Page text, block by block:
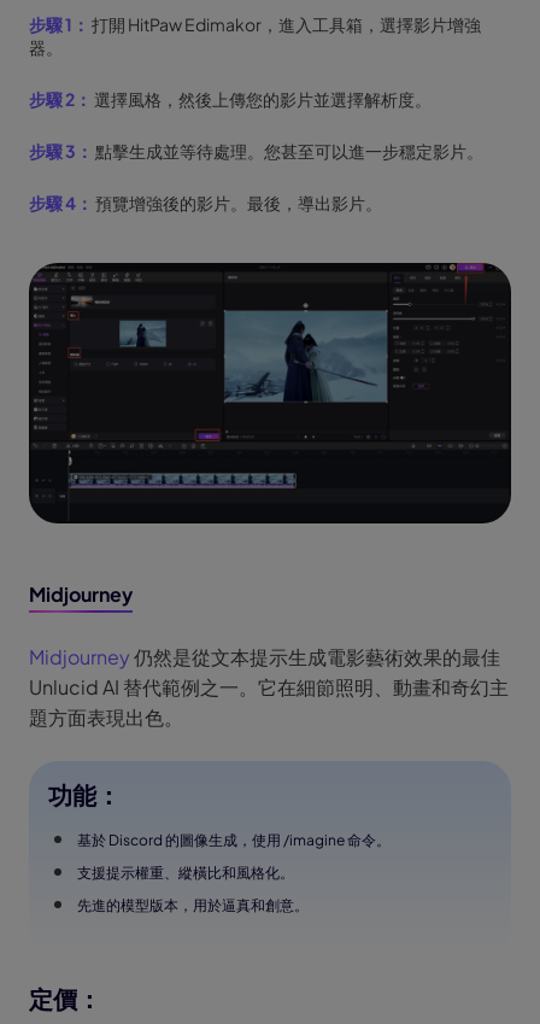
步驟 1： 打開 HitPaw Edimakor，進入工具箱，選擇影片增強
器。
步驟 2： 選擇風格，然後上傳您的影片並選擇解析度。
步驟 3： 點擊生成並等待處理。您甚至可以進一步穩定影片。
步驟 4： 預覽增強後的影片。最後，導出影片。
Midjourney
Midjourney仍然是從文本提示生成電影藝術效果的最佳
Unlucid AI 替代範例之一。它在細節照明、動畫和奇幻主
題方面表現出色。
功能：
基於 Discord 的圖像生成，使用 /imagine 命令。
支援提示權重、縱橫比和風格化。
先進的模型版本，用於逼真和創意。
定價：